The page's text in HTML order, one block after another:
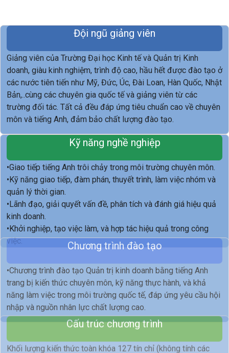
Đội ngũ giảng viên
Giảng viên của Trường Đại học Kinh tế và Quản trị Kinh
doanh, giàu kinh nghiệm, trình độ cao, hầu hết được đào tạo ở
các nước tiên tiến như Mỹ, Đức, Úc, Đài Loan, Hàn Quốc, Nhật
Bản,..cùng các chuyên gia quốc tế và giảng viên từ các
trường đối tác. Tất cả đều đáp ứng tiêu chuẩn cao về chuyên
môn và tiếng Anh, đảm bảo chất lượng đào tạo.
Kỹ năng nghề nghiệp
•Giao tiếp tiếng Anh trôi chảy trong môi trường chuyên môn.
•Kỹ năng giao tiếp, đàm phán, thuyết trình, làm việc nhóm và
quản lý thời gian.
•Lãnh đạo, giải quyết vấn đề, phân tích và đánh giá hiệu quả
kinh doanh.
•Khởi nghiệp, tạo việc làm, và hợp tác hiệu quả trong công
việc.
•Chương trình đào tạo Quản trị kinh doanh bằng tiếng Anh
trang bị kiến thức chuyên môn, kỹ năng thực hành, và khả
năng làm việc trong môi trường quốc tế, đáp ứng yêu cầu hội
nhập và nguồn nhân lực chất lượng cao.
Cấu trúc chương trình